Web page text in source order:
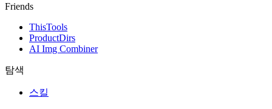
Friends
ThisTools
ProductDirs
AI Img Combiner
탐색
스킬